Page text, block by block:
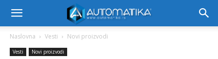
Naslovna Vesti Novi proizvodi
Vesti Novi proizvodi